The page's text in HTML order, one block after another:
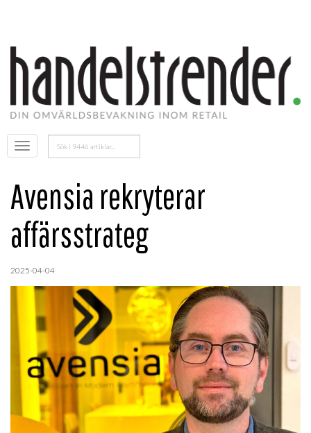
Öppna
menyn
Sök
efter:
Avensia rekryterar
affärsstrateg
2025-04-04